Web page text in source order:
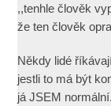
,,tenhle člověk
že ten člověk
Někdy lidé
jestli to má být
já JSEM